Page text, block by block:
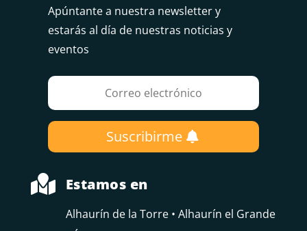
Apúntante a nuestra newsletter y
estarás al día de nuestras noticias y
eventos
Suscribirme
 Estamos en
Alhaurín de la Torre • Alhaurín el Grande